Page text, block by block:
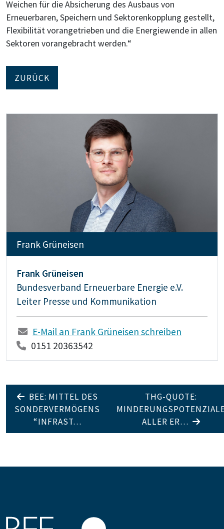
Weichen für die Absicherung des Ausbaus von
Erneuerbaren, Speichern und Sektorenkopplung gestellt,
Flexibilität vorangetrieben und die Energiewende in allen
Sektoren vorangebracht werden.“
ZURÜCK
Frank Grüneisen
Frank Grüneisen
Bundesverband Erneuerbare Energie e.V.
Leiter Presse und Kommunikation
E-Mail an Frank Grüneisen schreiben
0151 20363542
BEE: MITTEL DES
SONDERVERMÖGENS
“INFRAST…
THG-QUOTE:
ALLER ER…